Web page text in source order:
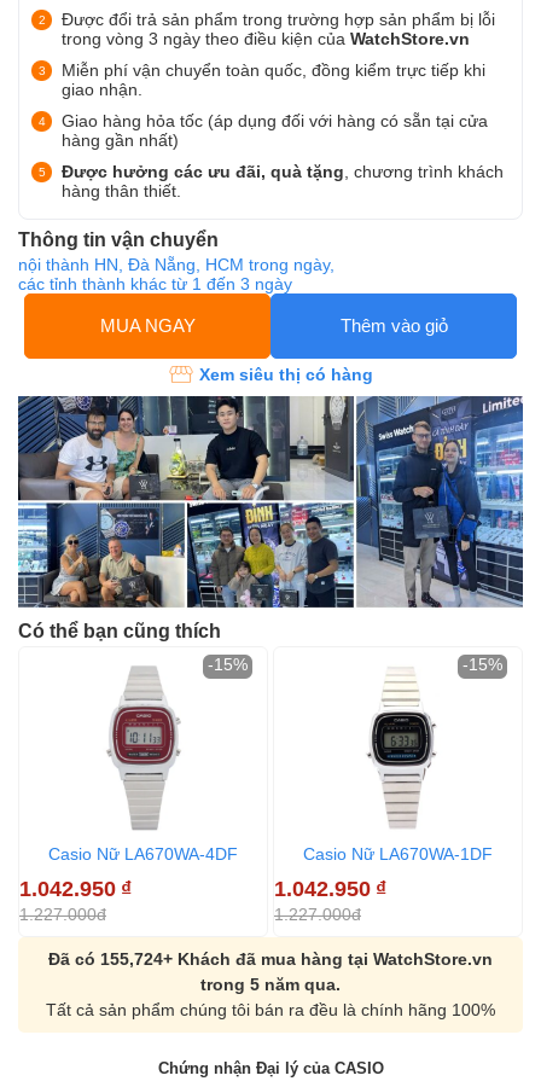
Được đổi trả sản phẩm trong trường hợp sản phẩm bị lỗi
trong vòng 3 ngày theo điều kiện của WatchStore.vn
Miễn phí vận chuyển toàn quốc, đồng kiểm trực tiếp khi
giao nhận.
Giao hàng hỏa tốc (áp dụng đối với hàng có sẵn tại cửa
hàng gần nhất)
Được hưởng các ưu đãi, quà tặng , chương trình khách
hàng thân thiết.
Thông tin vận chuyển
nội thành HN, Đà Nẵng, HCM trong ngày,
các tỉnh thành khác từ 1 đến 3 ngày
MUA NGAY Thêm vào giỏ
Xem siêu thị có hàng
Có thể bạn cũng thích
Casio Nữ LA670WA-4DF
1.042.950 ₫
1.227.000đ
-15%
Casio Nữ LA670WA-1DF
1.042.950 ₫
1.227.000đ
-15%
Đã có 155,724+ Khách đã mua hàng tại WatchStore.vn
trong 5 năm qua.
Tất cả sản phẩm chúng tôi bán ra đều là chính hãng 100%
Chứng nhận Đại lý của CASIO